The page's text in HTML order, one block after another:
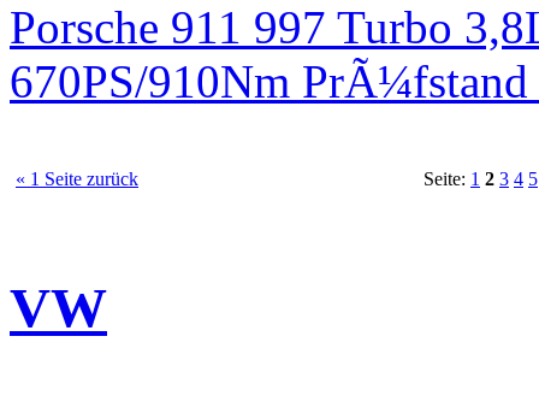
Porsche 911 997 Turbo
670PS/910Nm PrÃ¼fstand
« 1 Seite zurück Seite: 1 2 3 4 5
VW